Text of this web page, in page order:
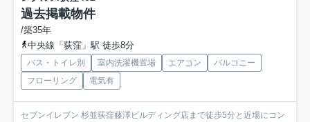
過去掲載物件
/築35年
中央線「荻窪」駅 徒歩8分
バス・トイレ別 室内洗濯機置場 エアコン
バルコニー
フローリング
電気有
セブンイレブン 杉並荻窪藤澤ビルディング店まで徒歩5分と近場にコン